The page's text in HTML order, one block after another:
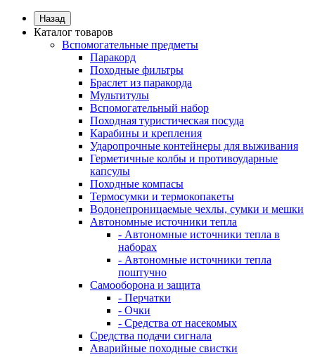
Назад
Каталог товаров
Вспомогательные предметы
Паракорд
Походные фильтры
Браслет из паракорда
Мультитулы
Вспомогательный набор
Походная туристическая посуда
Карабины и крепления
Ударопрочные контейнеры для выживания
Герметичные колбы и противоударные
капсулы
Походные компасы
Термосумки и термокопакеты
Водонепроницаемые чехлы, сумки и мешки
Автономные источники тепла
- Автономные источники тепла в
наборах
- Автономные источники тепла
поштучно
Самооборона и защита
- Перчатки
- Очки
- Средства от насекомых
Средства подачи сигнала
Аварийные походные свистки